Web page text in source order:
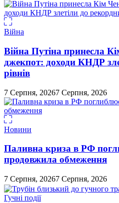
Війна
Війна Путіна принесла
джекпот: доходи КНДР
рівнів
7 Серпня, 20267 Серпня, 2026
Новини
Паливна криза в РФ
продовжила обмеження
7 Серпня, 20267 Серпня, 2026
Гучні події